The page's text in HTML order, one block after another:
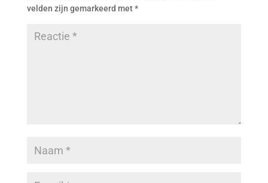
velden zijn gemarkeerd met*